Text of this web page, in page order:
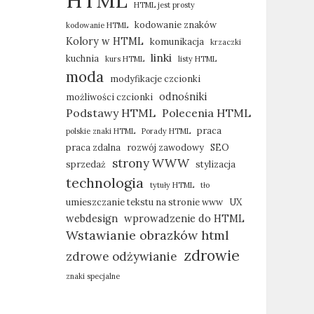
HTML jest prosty
kodowanie HTML kodowanie znaków
Kolory w HTML komunikacja krzaczki
kuchnia kurs HTML linki listy HTML
moda
modyfikacje czcionki
możliwości czcionki
odnośniki
Podstawy HTML Polecenia HTML
polskie znaki HTML Porady HTML
praca
praca zdalna
rozwój zawodowy SEO
sprzedaż
strony WWW stylizacja
technologia tytuły HTML tło
umieszczanie tekstu na stronie www UX
webdesign wprowadzenie do HTML
Wstawianie obrazków html
zdrowe odżywianie zdrowie
znaki specjalne